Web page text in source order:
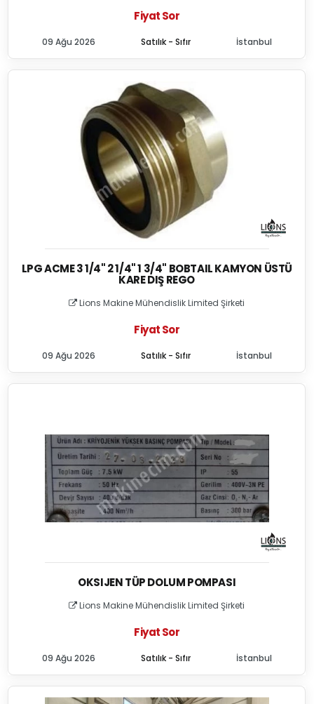
Fiyat Sor
Satılık - Sıfır
09 Ağu 2026 İstanbul
LPG ACME 3 1/4" 2 1/4" 1 3/4" BOBTAIL KAMYON ÜSTÜ
KARE DIŞ REGO
Lions Makine Mühendislik Limited Şirketi
Fiyat Sor
Satılık - Sıfır
09 Ağu 2026 İstanbul
OKSIJEN TÜP DOLUM POMPASI
Lions Makine Mühendislik Limited Şirketi
Fiyat Sor
Satılık - Sıfır
09 Ağu 2026 İstanbul